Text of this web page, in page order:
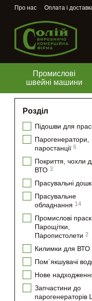
Перейти до основного
Про нас Оплата і
Промислові
швейні машини
Розділ
Підошви для
Парогенератори,
паростанції 6
Покриття, чохли
ВТО 3
Прасувальні
Прасувальне
обладнання 14
Промислові
Парощітки,
Паропистолети 2
Килимки для ВТО
Пом`якшувачі
Нове
Запчастини до
парогенераторів